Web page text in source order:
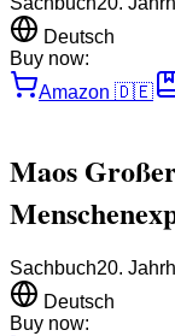
Deutsch
Buy now:
Amazon 🇩🇪
Maos
Sachbuch20.
Deutsch
Buy now: